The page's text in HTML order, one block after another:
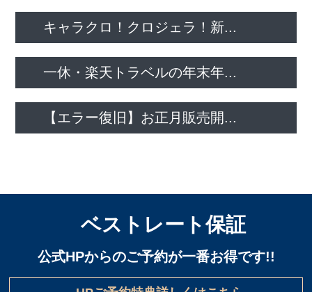
キャラクロ！クロジェラ！新...
一休・楽天トラベルの年末年...
【エラー復旧】お正月販売開...
ベストレート保証
公式HPからのご予約が一番お得です!!